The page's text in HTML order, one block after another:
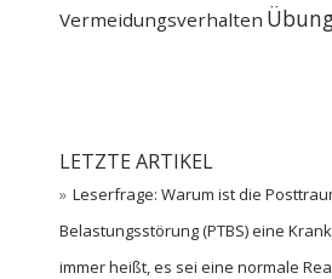
Vermeidungsverhalten
LETZTE ARTIKEL
Leserfrage: Warum ist die
Belastungsstörung (PTBS) eine
immer heißt, es sei eine normale